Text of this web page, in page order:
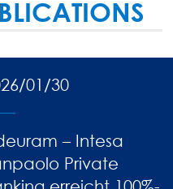
01/30
– Intesa
Private